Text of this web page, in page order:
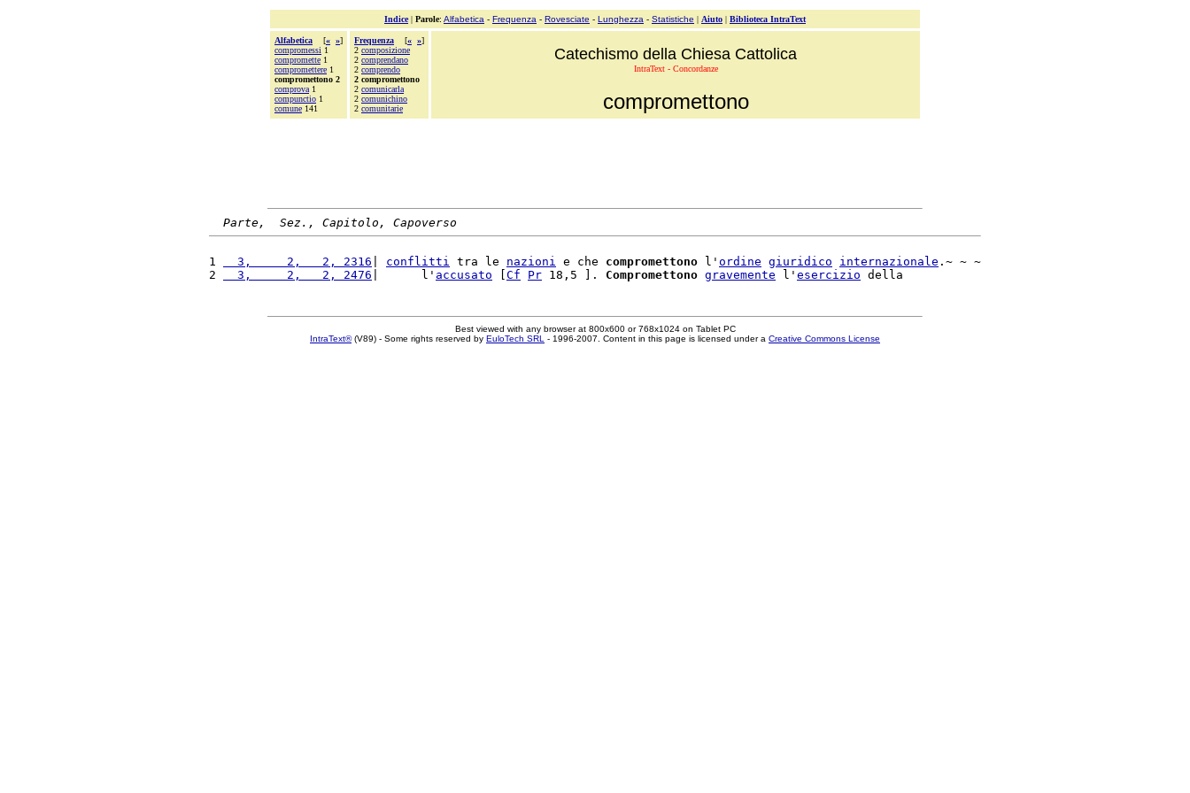
Indice| Parole: Alfabetica - Frequenza - Rovesciate - Lunghezza - Statistiche | Aiuto | Biblioteca IntraText
Alfabetica [« »]
compromessi 1
compromette 1
compromettere 1
compromettono 2
comprova 1
compunctio 1
comune 141
Frequenza [« »]
2 composizione
2 comprendano
2 comprendo
2 compromettono
2 comunicarla
2 comunichino
2 comunitarie
Catechismo della Chiesa Cattolica
IntraText - Concordanze
compromettono
Parte,  Sez., Capitolo, Capoverso
1
  3,     2,   2, 2316
conflitti tra le nazioni e che compromettono l' ordine giuridico internazionale .~ ~ ~
2
  3,     2,   2, 2476
|      l' accusato Cf Pr 18,5 ]. Compromettono gravemente l' esercizio
Best viewed with any browser at 800x600 or 768x1024 on Tablet PC
IntraText®(V89) - Some rights reserved by EuloTech SRL - 1996-2007. Content in this page is licensed under a Creative Commons License